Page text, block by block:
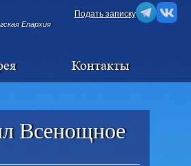
Епархия
Подать записку
Контакты
Всенощное